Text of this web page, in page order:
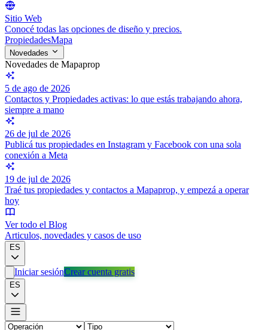
Sitio Web
Conocé todas las opciones de diseño y precios.
PropiedadesMapa
Novedades
Novedades de Mapaprop
5 de ago de 2026
Contactos y Propiedades activas: lo que estás trabajando ahora,
siempre a mano
26 de jul de 2026
Publicá tus propiedades en Instagram y Facebook con una sola
conexión a Meta
19 de jul de 2026
Traé tus propiedades y contactos a Mapaprop, y empezá a operar
hoy
Ver todo el Blog
Articulos, novedades y casos de uso
ES
Iniciar sesiónCrear cuenta gratis
ES